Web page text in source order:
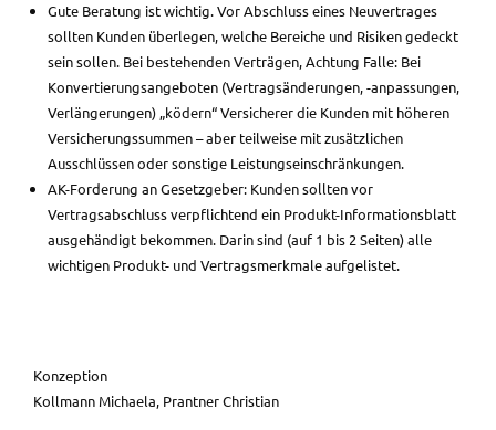
Gute Beratung ist wichtig. Vor Abschluss eines Neuvertrages
sollten Kunden überlegen, welche Bereiche und Risiken gedeckt
sein sollen. Bei bestehenden Verträgen, Achtung Falle: Bei
Konvertierungsangeboten (Vertragsänderungen, -anpassungen,
Verlängerungen) „ködern“ Versicherer die Kunden mit höheren
Versicherungssummen – aber teilweise mit zusätzlichen
Ausschlüssen oder sonstige Leistungseinschränkungen.
AK-Forderung an Gesetzgeber: Kunden sollten vor
Vertragsabschluss verpflichtend ein Produkt-Informationsblatt
ausgehändigt bekommen. Darin sind (auf 1 bis 2 Seiten) alle
wichtigen Produkt- und Vertragsmerkmale aufgelistet.
Konzeption
Kollmann Michaela, Prantner Christian